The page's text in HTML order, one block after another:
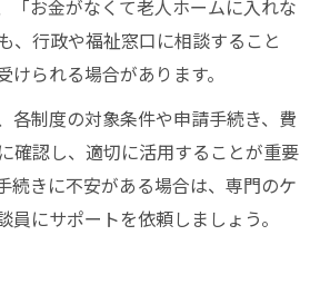
「お金がなくて老人ホームに入れな
、行政や福祉窓口に相談すること
けられる場合があります。
各制度の対象条件や申請手続き、費
確認し、適切に活用することが重要
続きに不安がある場合は、専門のケ
員にサポートを依頼しましょう。